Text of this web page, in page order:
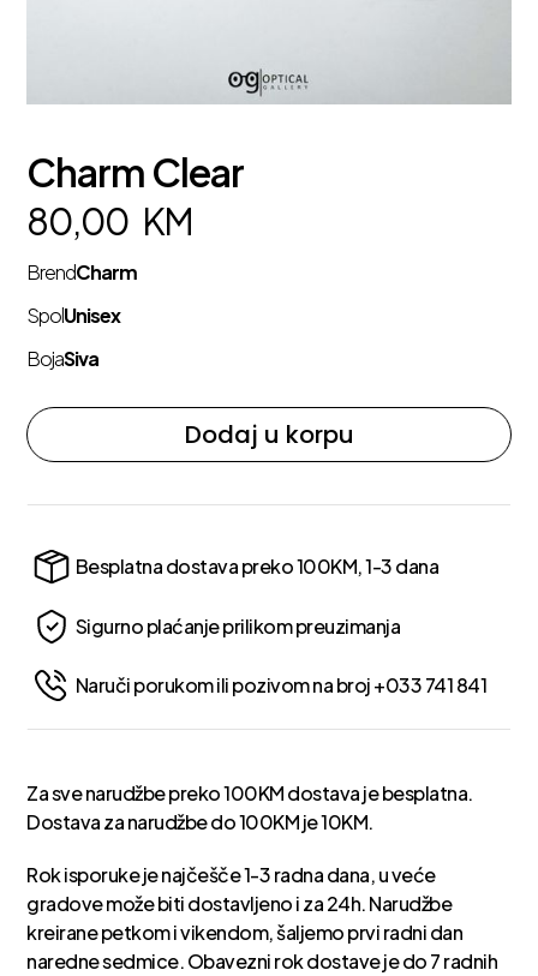
Charm Clear
80,00 KM
BrendCharm
SpolUnisex
BojaSiva
Dodaj u korpu
Besplatna dostava preko 100KM, 1-3 dana
Sigurno plaćanje prilikom preuzimanja
Naruči porukom ili pozivom na broj +033 741 841
Za sve narudžbe preko 100KM dostava je besplatna.
Dostava za narudžbe do 100KM je 10KM.
Rok isporuke je najčešče 1-3 radna dana, u veće
gradove može biti dostavljeno i za 24h. Narudžbe
kreirane petkom i vikendom, šaljemo prvi radni dan
naredne sedmice. Obavezni rok dostave je do 7 radnih